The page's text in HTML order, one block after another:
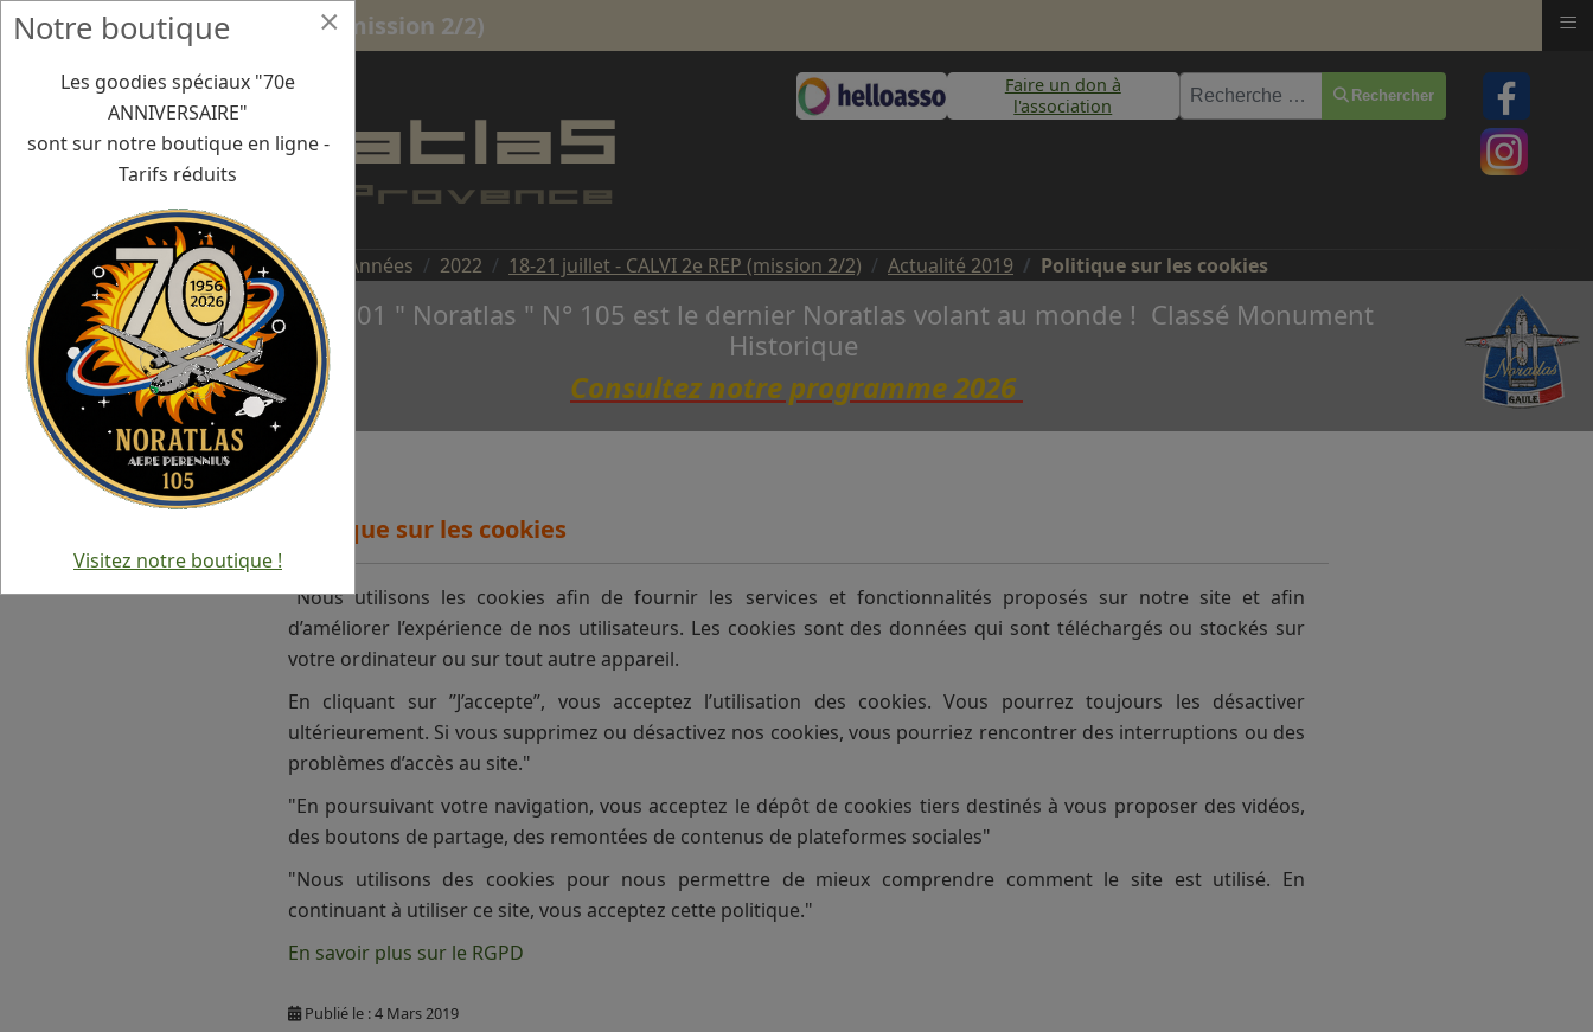
Faire un don à
l'association
Rechercher
Rechercher
Vous êtes ici :Accueil Missions/Années 2022 18-21 juillet - CALVI 2e REP (mission 2/2) Actualité 2019 Politique sur les cookies
Le Nord 2501 " Noratlas " N° 105 est le dernier Noratlas volant au monde ! Classé Monument
Historique
Consultez notre programme 2026
Politique sur les cookies
"Nous utilisons les cookies afin de fournir les services et fonctionnalités proposés sur notre site et afin
d’améliorer l’expérience de nos utilisateurs. Les cookies sont des données qui sont téléchargés ou stockés sur
votre ordinateur ou sur tout autre appareil.
En cliquant sur ”J’accepte”, vous acceptez l’utilisation des cookies. Vous pourrez toujours les désactiver
ultérieurement. Si vous supprimez ou désactivez nos cookies, vous pourriez rencontrer des interruptions ou des
problèmes d’accès au site."
"En poursuivant votre navigation, vous acceptez le dépôt de cookies tiers destinés à vous proposer des vidéos,
des boutons de partage, des remontées de contenus de plateformes sociales"
"Nous utilisons des cookies pour nous permettre de mieux comprendre comment le site est utilisé. En
continuant à utiliser ce site, vous acceptez cette politique."
En savoir plus sur le RGPD
Publié le : 4 Mars 2019
×
Notre boutique
Les goodies spéciaux "70e
ANNIVERSAIRE"
sont sur notre boutique en ligne -
Tarifs réduits
Visitez notre boutique !
18-21 juillet - CALVI 2e REP (mission 2/2) ≡